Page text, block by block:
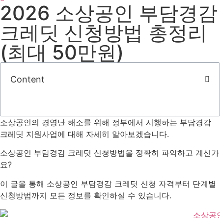
2026 소상공인 부담경감
크레딧 신청방법 총정리
(최대 50만원)
Content
소상공인의 경영난 해소를 위해 정부에서 시행하는 부담경감
크레딧 지원사업에 대해 자세히 알아보겠습니다.
소상공인 부담경감 크레딧 신청방법을 정확히 파악하고 계신가
요?
이 글을 통해 소상공인 부담경감 크레딧 신청 자격부터 단계별
신청방법까지 모든 정보를 확인하실 수 있습니다.